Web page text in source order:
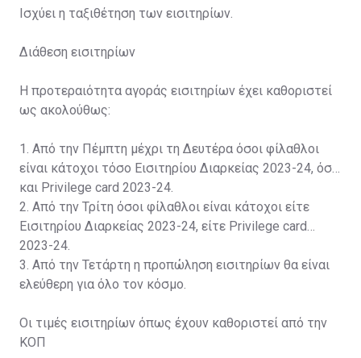
Ισχύει η ταξιθέτηση των εισιτηρίων.
Διάθεση εισιτηρίων
Η προτεραιότητα αγοράς εισιτηρίων έχει καθοριστεί
ως ακολούθως:
1. Από την Πέμπτη μέχρι τη Δευτέρα όσοι φίλαθλοι
είναι κάτοχοι τόσο Εισιτηρίου Διαρκείας 2023-24, όσο
και Privilege card 2023-24.
2. Από την Τρίτη όσοι φίλαθλοι είναι κάτοχοι είτε
Εισιτηρίου Διαρκείας 2023-24, είτε Privilege card
2023-24.
3. Από την Τετάρτη η προπώληση εισιτηρίων θα είναι
ελεύθερη για όλο τον κόσμο.
Οι τιμές εισιτηρίων όπως έχουν καθοριστεί από την
ΚΟΠ